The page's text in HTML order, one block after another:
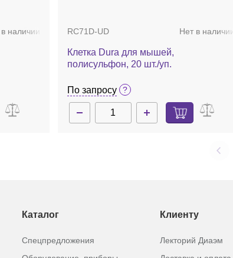
наличии RC71D-UD Нет в наличии
Клетка Dura для мышей,
полисульфон, 20 шт./уп.
По запросу
Каталог
Спецпредложения
Клиенту
Лекторий Диаэм